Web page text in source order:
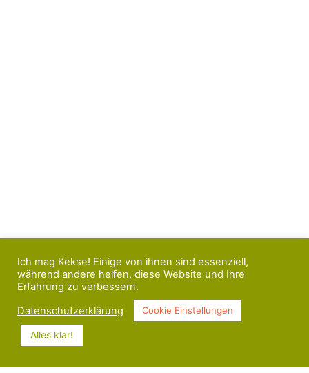
Ich mag Kekse! Einige von ihnen sind essenziell,
während andere helfen, diese Website und Ihre
Erfahrung zu verbessern.
Datenschutzerklärung
Cookie Einstellungen
Alles klar!